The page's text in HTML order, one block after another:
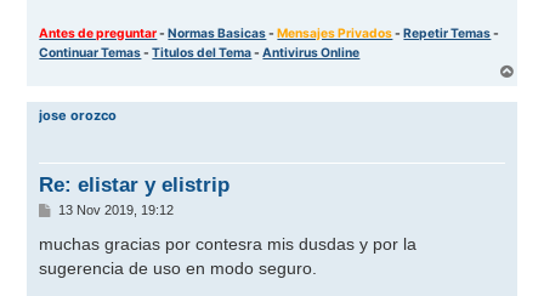
Antes de preguntar-Normas Basicas-Mensajes Privados-Repetir Temas-
Continuar Temas-Titulos del Tema-Antivirus Online
r
jose orozco
Re: elistar y elistrip
M
n
a
13 Nov 2019, 19:12
muchas gracias por contesra mis dusdas y por la
sugerencia de uso en modo seguro.